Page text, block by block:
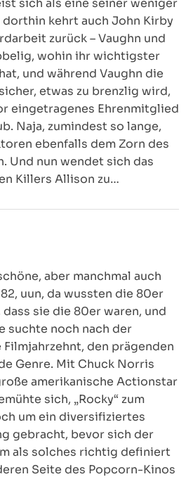
sich als eine seiner weniger
kehrt auch John Kirby
zurück – Vaughn und
wohin ihr wichtigster
und während Vaughn die
etwas zu brenzlig wird,
eingetragenes Ehrenmitglied
Naja, zumindest so lange,
ebenfalls dem Zorn des
Und nun wendet sich das
Killers Allison zu…
aber manchmal auch
uun, da wussten die 80er
sie die 80er waren, und
suchte noch nach der
den prägenden
Genre. Mit Chuck Norris
amerikanische Actionstar
sich, „Rocky“ zum
um ein diversifiziertes
gebracht, bevor sich der
als solches richtig definiert
Seite des Popcorn-Kinos